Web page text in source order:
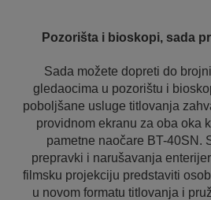
Pozorišta i bioskopi, sada
Sada možete dopreti do
gledaocima u pozorištu i
poboljšane usluge titlovanja
providnom ekranu za oba oka
pametne naočare BT-40SN.
prepravki i narušavanja
filmsku projekciju predstaviti
u novom formatu titlovanja i